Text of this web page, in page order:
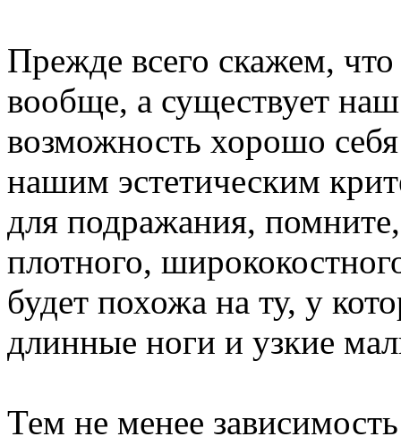
Прежде всего скажем, что
вообще, а существует
возможность хорошо
нашим эстетическим
для подражания,
плотного,
будет похожа на ту, у
длинные ноги и узкие
Тем не менее